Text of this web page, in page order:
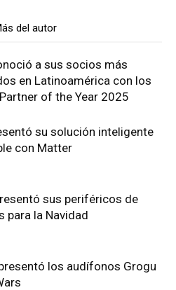
del autor
a sus socios más
en Latinoamérica con los
of the Year 2025
su solución inteligente
con Matter
sus periféricos de
para la Navidad
los audífonos Grogu